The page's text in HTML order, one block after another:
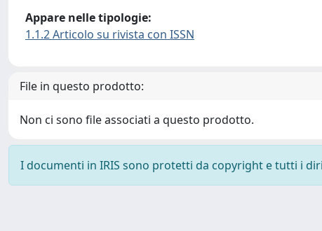
Appare nelle tipologie:
1.1.2 Articolo su rivista con ISSN
File in questo prodotto:
Non ci sono file associati a questo prodotto.
I documenti in IRIS sono protetti da copyright e tutti i